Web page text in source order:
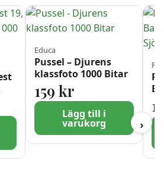
Educa
Pussel – Djurens
klassfoto 1000 Bitar
159 kr
Lägg till i
varukorg ›